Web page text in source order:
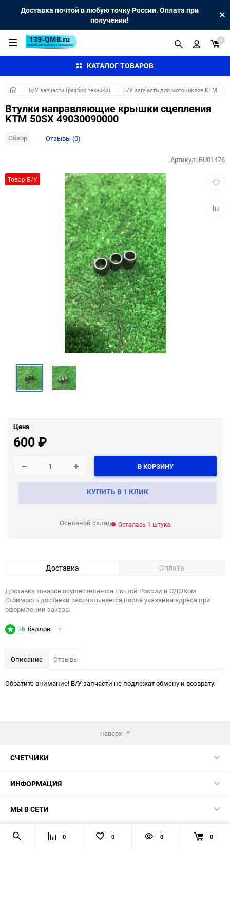
Доставка почтой в любую точку России. Оплата при
получении!
КАТАЛОГ ТОВАРОВ
0
Б/У запчасти (разбор техники) Б/У запчасти для мотоциклов KTM
Втулки направляющие крышки сцепления
KTM 50SX 49030090000
Обзор Отзывы (0)
Товар Б/У
Артикул: BU01476
Цена
600₽
В КОРЗИНУ
КУПИТЬ В 1 КЛИК
Основной склад Осталась 1 штука
Доставка Оплата
Доставка товаров осуществляется Почтой России и СДЭКом.
Стоимость доставки рассчитывается после указания адреса при
оформлении заказа.
+6 баллов ?
Описание Отзывы
Обратите внимание! Б/У запчасти не подлежат обмену и возврату.
наверх
СЧЕТЧИКИ
ИНФОРМАЦИЯ
МЫ В СЕТИ
КОНТАКТЫ 0 0 0 0